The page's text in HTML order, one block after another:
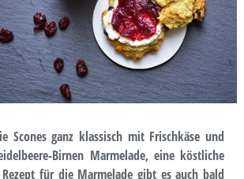
Scones ganz klassisch mit Frischkäse und
Birnen Marmelade, eine köstliche
für die Marmelade gibt es auch bald